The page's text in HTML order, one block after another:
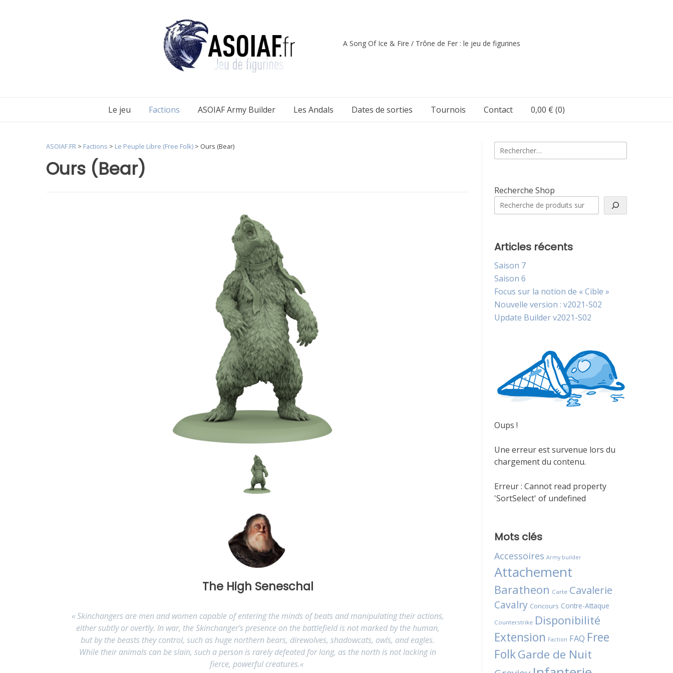
A Song Of Ice & Fire / Trône de Fer : le jeu de figurines
Le jeu Factions ASOIAF Army Builder Les Andals Dates de sorties Tournois Contact 0,00 € (0)
Ours (Bear)
ASOIAF.FR > Factions > Le Peuple Libre (Free Folk) > Ours (Bear)
The High Seneschal
«Skinchangers are men and women capable of entering the minds of beats and manipulating their actions,
either subtly or overtly. In war, the Skinchanger’s presence on the battlefield is not marked by the human,
but by the beasts they control, such as huge northern bears, direwolves, shadowcats, owls, and eagles.
While their animals can be slain, such a person is rarely defeated for long, as the north is not lacking in
fierce, powerful creatures.«
Rechercher :
Recherche Shop
Articles récents
Saison 7
Saison 6
Focus sur la notion de « Cible »
Nouvelle version : v2021-S02
Update Builder v2021-S02
Oups !
Une erreur est survenue lors du
chargement du contenu.
Erreur : Cannot read property
'SortSelect' of undefined
Mots clés
Accessoires Army builder
Attachement
Baratheon Carte Cavalerie
Cavalry Concours Contre-Attaque
Counterstrike Disponibilité
Extension Faction FAQ Free
FolkGarde de Nuit